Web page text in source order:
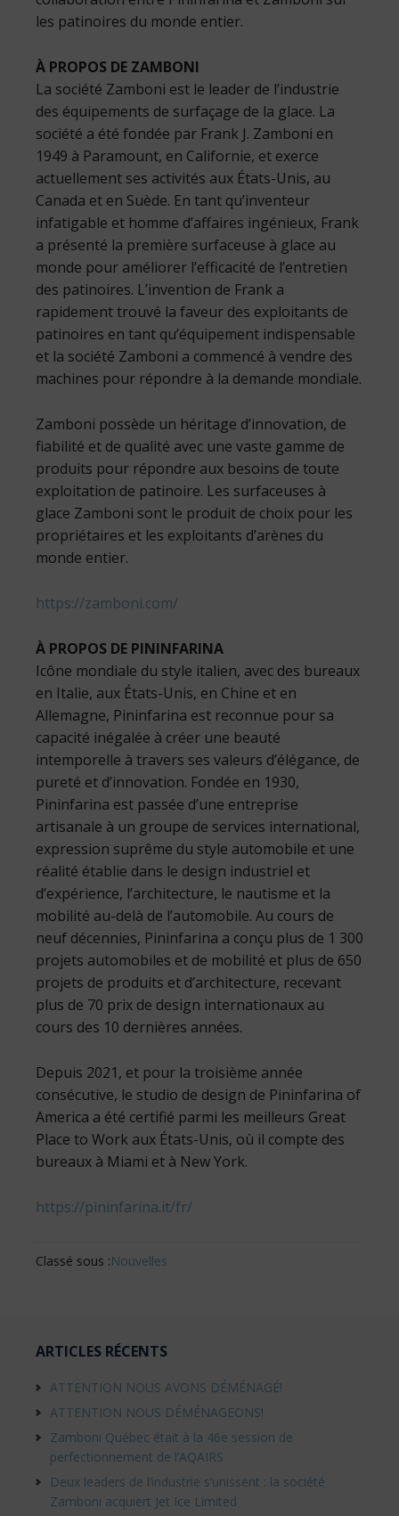
les patinoires du monde entier.
À PROPOS DE ZAMBONI
La société Zamboni est le leader de l’industrie
des équipements de surfaçage de la glace. La
société a été fondée par Frank J. Zamboni en
1949 à Paramount, en Californie, et exerce
actuellement ses activités aux États-Unis, au
Canada et en Suède. En tant qu’inventeur
infatigable et homme d’affaires ingénieux, Frank
a présenté la première surfaceuse à glace au
monde pour améliorer l’efficacité de l’entretien
des patinoires. L’invention de Frank a
rapidement trouvé la faveur des exploitants de
patinoires en tant qu’équipement indispensable
et la société Zamboni a commencé à vendre des
machines pour répondre à la demande mondiale.
Zamboni possède un héritage d’innovation, de
fiabilité et de qualité avec une vaste gamme de
produits pour répondre aux besoins de toute
exploitation de patinoire. Les surfaceuses à
glace Zamboni sont le produit de choix pour les
propriétaires et les exploitants d’arènes du
monde entier.
https://zamboni.com/
À PROPOS DE PININFARINA
Icône mondiale du style italien, avec des bureaux
en Italie, aux États-Unis, en Chine et en
Allemagne, Pininfarina est reconnue pour sa
capacité inégalée à créer une beauté
intemporelle à travers ses valeurs d’élégance, de
pureté et d’innovation. Fondée en 1930,
Pininfarina est passée d’une entreprise
artisanale à un groupe de services international,
expression suprême du style automobile et une
réalité établie dans le design industriel et
d’expérience, l’architecture, le nautisme et la
mobilité au-delà de l’automobile. Au cours de
neuf décennies, Pininfarina a conçu plus de 1 300
projets automobiles et de mobilité et plus de 650
projets de produits et d’architecture, recevant
plus de 70 prix de design internationaux au
cours des 10 dernières années.
Depuis 2021, et pour la troisième année
consécutive, le studio de design de Pininfarina of
America a été certifié parmi les meilleurs Great
Place to Work aux États-Unis, où il compte des
bureaux à Miami et à New York.
https://pininfarina.it/fr/
Classé sous :Nouvelles
ARTICLES RÉCENTS
ATTENTION NOUS AVONS DÉMÉNAGÉ!
ATTENTION NOUS DÉMÉNAGEONS!
Zamboni Québec était à la 46e session de
perfectionnement de l’AQAIRS
Deux leaders de l’industrie s’unissent : la société
Zamboni acquiert Jet Ice Limited